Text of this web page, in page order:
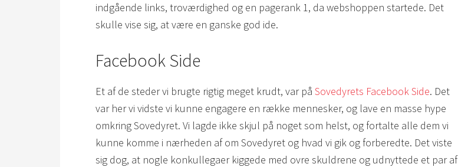
indgående links, troværdighed og en pagerank 1, da webshoppen startede. Det
skulle vise sig, at være en ganske god ide.
Facebook Side
Et af de steder vi brugte rigtig meget krudt, var på Sovedyrets Facebook Side. Det
var her vi vidste vi kunne engagere en række mennesker, og lave en masse hype
omkring Sovedyret. Vi lagde ikke skjul på noget som helst, og fortalte alle dem vi
kunne komme i nærheden af om Sovedyret og hvad vi gik og forberedte. Det viste
sig dog, at nogle konkullegaer kiggede med ovre skuldrene og udnyttede et par af